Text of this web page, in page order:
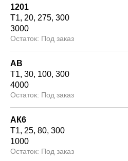
1201
Т1 20 275 300
3000
Под заказ
АВ
Т1 30 100 300
4000
Под заказ
АК6
Т1 25 80 300
1000
Под заказ